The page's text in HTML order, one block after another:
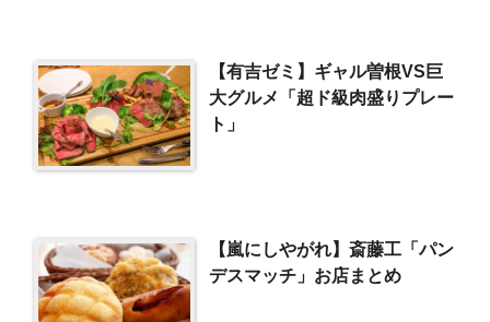
【有吉ゼミ】ギャル曽根VS巨
大グルメ「超ド級肉盛りプレー
ト」
【嵐にしやがれ】斎藤工「パン
デスマッチ」お店まとめ